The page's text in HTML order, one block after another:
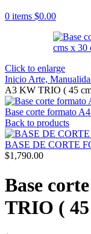
0 items $0.00
Click to enlarge
Inicio Arte,
A3 KW TRIO ( 45
Base corte formato
Back to products
BASE DE CORTE
$1,790.00
Base
TRIO ( 45